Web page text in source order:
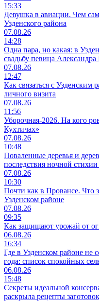
15:33
Девушка в авиации. Чем
Узденского района
07.08.26
14:28
Одна пара, но какая: в
свадьбу певица
07.08.26
12:47
Как связаться с Узденским
личного визита
07.08.26
11:56
Уборочная-2026. На кого
Кухтичах»
07.08.26
10:48
Поваленные деревья и
последствия ночной
07.08.26
10:30
Почти как в Провансе. Что
Узденском районе
07.08.26
09:35
Как защищают урожай от
06.08.26
16:34
Где в Узденском районе не
года: список спокойных
06.08.26
15:48
Секреты идеальной
раскрыла рецепты